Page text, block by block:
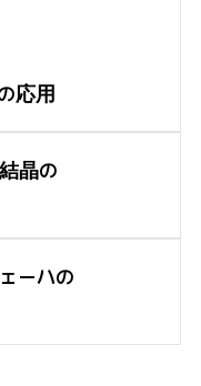
応用
晶の
ーハの